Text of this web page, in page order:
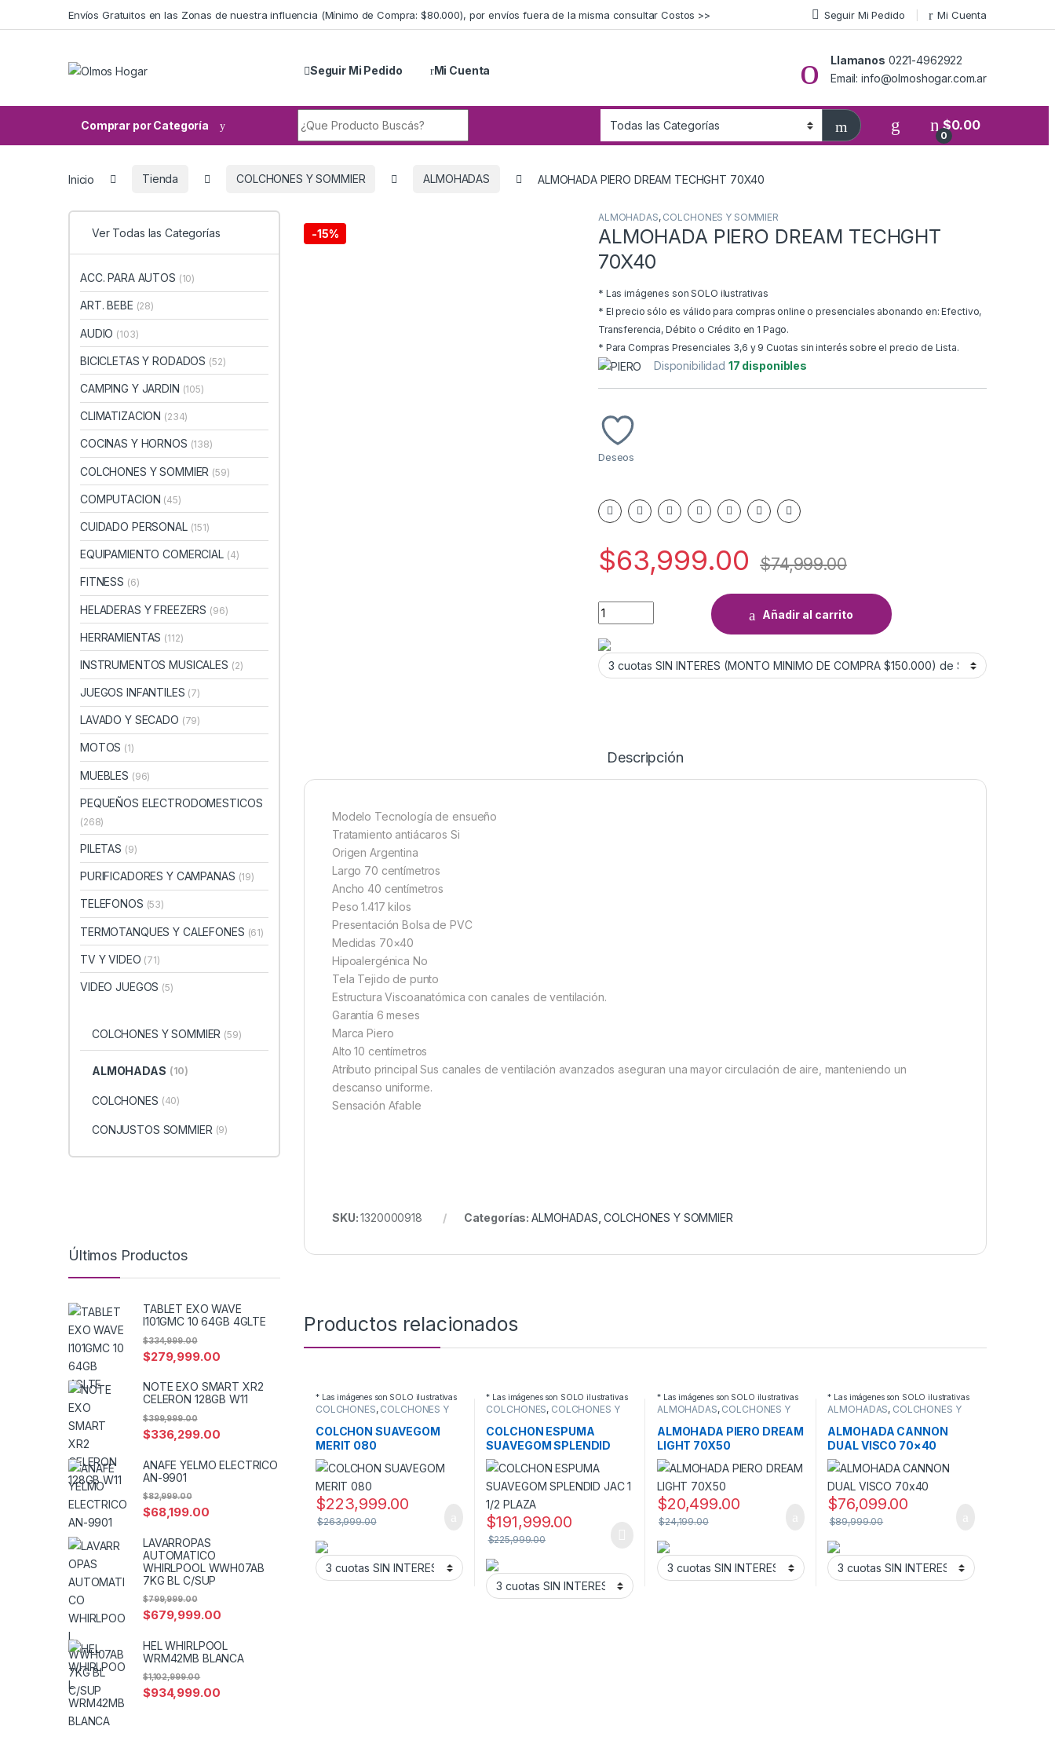
Skip to navigationEnvíos Gratuitos en las Zonas de nuestra influencia (Mínimo de Compra: $80.000), por envíos fuera de la misma consultar Costos >> Seguir Mi Pedido Mi Cuenta
Seguir Mi Pedido Mi Cuenta
Llamanos 0221-4962922
Email: info@olmoshogar.com.ar
Comprar por Categoría
0
$0.00
Inicio Tienda COLCHONES Y SOMMIER ALMOHADAS ALMOHADA PIERO DREAM TECHGHT 70X40
-15%
ALMOHADAS, COLCHONES Y SOMMIER
ALMOHADA PIERO DREAM TECHGHT
70X40
* Las imágenes son SOLO ilustrativas
* El precio sólo es válido para compras online o presenciales abonando en: Efectivo,
Transferencia, Débito o Crédito en 1 Pago.
* Para Compras Presenciales 3,6 y 9 Cuotas sin interés sobre el precio de Lista.
Disponibilidad 17 disponibles
Deseos
$63,999.00 $74,999.00
ALMOHADA PIERO DREAM TECHGHT 70X40 quantity
Añadir al carrito
Descripción
Modelo Tecnología de ensueño
Tratamiento antiácaros Si
Origen Argentina
Largo 70 centímetros
Ancho 40 centímetros
Peso 1.417 kilos
Presentación Bolsa de PVC
Medidas 70×40
Hipoalergénica No
Tela Tejido de punto
Estructura Viscoanatómica con canales de ventilación.
Garantía 6 meses
Marca Piero
Alto 10 centímetros
Atributo principal Sus canales de ventilación avanzados aseguran una mayor circulación de aire, manteniendo un
descanso uniforme.
Sensación Afable
SKU:1320000918 Categorías: ALMOHADAS ,COLCHONES Y SOMMIER
Productos relacionados
* Las imágenes son SOLO ilustrativas
COLCHONES, COLCHONES Y
COLCHON SUAVEGOM
MERIT 080
$223,999.00
$263,999.00
* Las imágenes son SOLO ilustrativas
COLCHONES, COLCHONES Y
COLCHON ESPUMA
SUAVEGOM SPLENDID
JAC 1 1/2 PLAZA
$191,999.00
$225,999.00
* Las imágenes son SOLO ilustrativas
ALMOHADAS, COLCHONES Y
ALMOHADA PIERO DREAM
LIGHT 70X50
$20,499.00
$24,199.00
* Las imágenes son SOLO ilustrativas
ALMOHADAS, COLCHONES Y
ALMOHADA CANNON
DUAL VISCO 70×40
$76,099.00
$89,999.00
Ver Todas las Categorías
ACC. PARA AUTOS (10)
ART. BEBE (28)
AUDIO (103)
BICICLETAS Y RODADOS (52)
CAMPING Y JARDIN (105)
CLIMATIZACION (234)
COCINAS Y HORNOS (138)
COLCHONES Y SOMMIER (59)
COMPUTACION (45)
CUIDADO PERSONAL (151)
EQUIPAMIENTO COMERCIAL (4)
FITNESS (6)
HELADERAS Y FREEZERS (96)
HERRAMIENTAS (112)
INSTRUMENTOS MUSICALES (2)
JUEGOS INFANTILES (7)
LAVADO Y SECADO (79)
MOTOS (1)
MUEBLES (96)
PEQUEÑOS ELECTRODOMESTICOS
(268)
PILETAS (9)
PURIFICADORES Y CAMPANAS (19)
TELEFONOS (53)
TERMOTANQUES Y CALEFONES (61)
TV Y VIDEO (71)
VIDEO JUEGOS (5)
COLCHONES Y SOMMIER (59)
ALMOHADAS (10)
COLCHONES (40)
CONJUSTOS SOMMIER (9)
Últimos Productos
TABLET EXO WAVE
I101GMC 10 64GB 4GLTE
$279,999.00
$334,999.00
NOTE EXO SMART XR2
CELERON 128GB W11
$336,299.00
$399,999.00
ANAFE YELMO ELECTRICO
AN-9901
$68,199.00
$82,999.00
LAVARROPAS
AUTOMATICO
WHIRLPOOL WWH07AB
7KG BL C/SUP
$679,999.00
$799,999.00
HEL WHIRLPOOL
WRM42MB BLANCA
$934,999.00
$1,102,999.00